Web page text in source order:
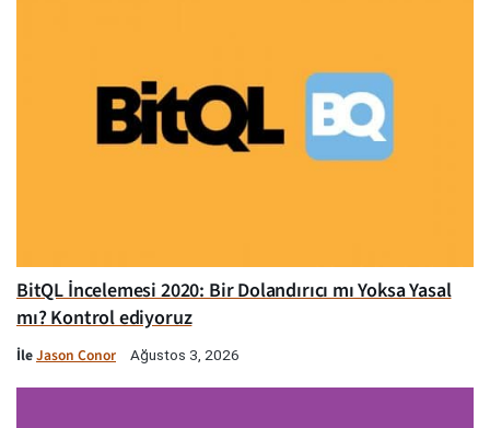
BitQL İncelemesi 2020: Bir Dolandırıcı mı Yoksa Yasal
mı? Kontrol ediyoruz
İleJason Conor Ağustos 3, 2026